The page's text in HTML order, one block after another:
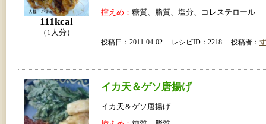
111kcal
（1人分）
控えめ： 糖質、脂質、塩分、コレステロール
投稿日：2011-04-02 レシピID：2218 投稿者：
イカ天＆ゲソ唐揚げ
イカ天＆ゲソ唐揚げ